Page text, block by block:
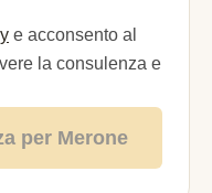
e acconsento al
la consulenza e
per Merone